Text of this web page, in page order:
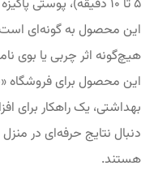
۵ تا ۱۰ دقیقه)، پوستی
این محصول به گونه‌ای
هیچ‌گونه اثر چربی یا بوی
این محصول برای فروشگاه
بهداشتی، یک راهکار برای
هستند.